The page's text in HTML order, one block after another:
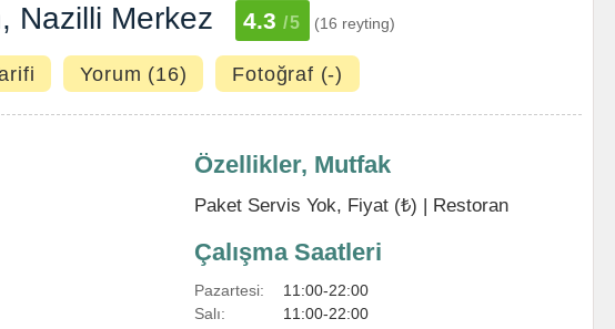
Nazilli Merkez 4.3 /5 (16 reyting)
Yorum (16) Fotoğraf (-)
Özellikler, Mutfak
Paket Servis Yok, Fiyat (₺) | Restoran
Çalışma Saatleri
Pazartesi:
11:00-22:00
Salı:
11:00-22:00